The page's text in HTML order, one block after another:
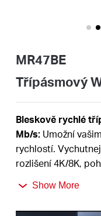
MR47BE
Třípásmový
Bleskově rychlé
Mb/s:Umožní
rychlostí.
rozlišení 4K/8K,
stahování.
MLO, pásmu 6
Show More